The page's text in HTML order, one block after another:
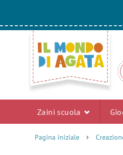
Zaini scuola
Pagina iniziale